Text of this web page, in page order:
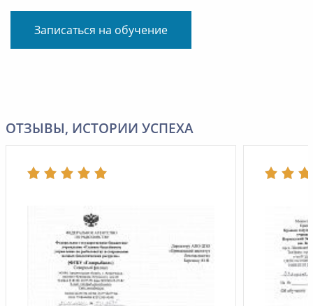
Записаться на обучение
ОТЗЫВЫ, ИСТОРИИ УСПЕХА